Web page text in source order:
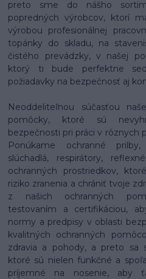
preto sme do nášho
popredných výrobcov, ktorí
výrobou profesionálnej
topánky do skladu, na
čistého prevádzky, v našej
ktorý ti bude perfektne
požiadavky na bezpečnosť aj
Neoddeliteľnou súčasťou
pomôcky, ktoré sú
bezpečnosti pri práci v rôznych
Ponúkame ochranné
slúchadlá, respirátory,
ochranných prostriedkov,
riziko zranenia a chrániť tvoje
z našich ochranných
testovaním a certifikáciou,
normy a predpisy v oblasti
kvalitných ochranných
zdravia a pohody, a preto sa
ktoré sú nielen funkčné a
príjemné na nosenie, aby